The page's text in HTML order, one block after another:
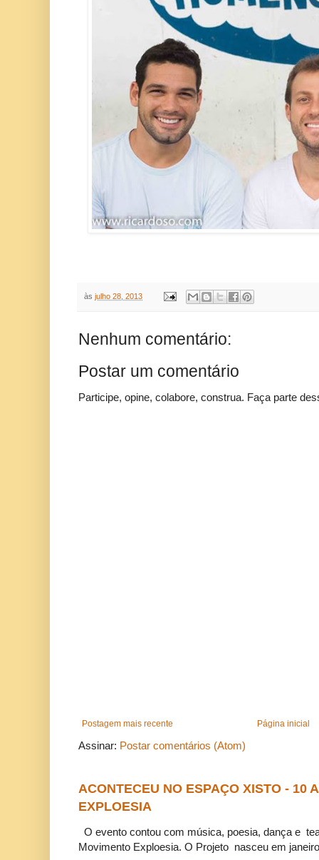
às julho 28, 2013
Nenhum comentário:
Postar um comentário
Participe, opine, colabore, construa. Faça parte
Postagem mais recente Página inicial
Assinar: Postar comentários (Atom)
ACONTECEU NO ESPAÇO XISTO - 10
EXPLOESIA
O evento contou com música, poesia, dança e
Movimento Exploesia. O Projeto nasceu em